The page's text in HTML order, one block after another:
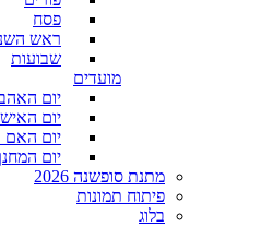
פסח
ראש
שבועות
מועדים
יום
יום
יום
יום
מתנת סופשנה 2026
פיתוח תמונות
בלוג